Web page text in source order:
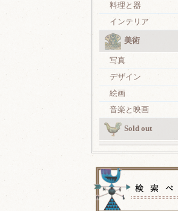
料理と器
インテリア
美術
写真
デザイン
絵画
音楽と映画
Sold out